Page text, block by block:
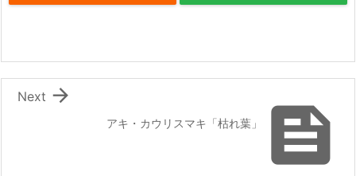

アキ・カウリスマキ「枯れ葉」

Next